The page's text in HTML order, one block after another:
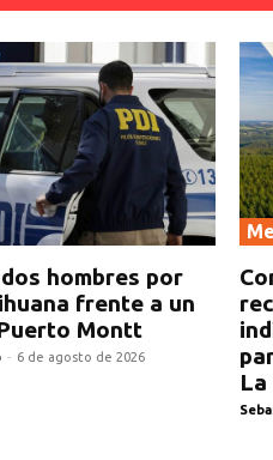
hombres por
frente a un
Montt
- 6 de agosto de 2026
La